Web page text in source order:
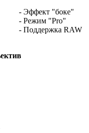
- Эффект "боке"
- Режим "Pro"
- Поддержка RAW